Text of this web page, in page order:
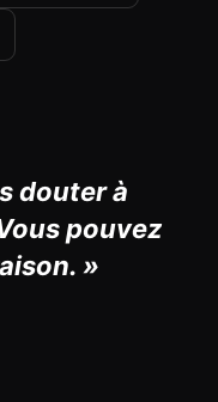
douter à
pouvez
»